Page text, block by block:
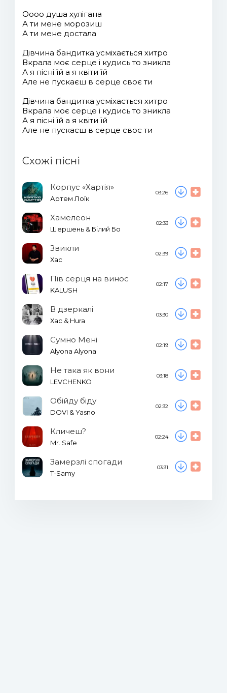
Оооо душа хулігана
А ти мене морозиш
А ти мене достала
Дівчина бандитка усміхається хитро
Вкрала моє серце і кудись то зникла
А я пісні їй а я квіти їй
Але не пускаєш в серце своє ти
Дівчина бандитка усміхається хитро
Вкрала моє серце і кудись то зникла
А я пісні їй а я квіти їй
Але не пускаєш в серце своє ти
Схожі пісні
Корпус «Хартія»
Артем Лоїк
03:26
Хамелеон
Шершень & Білий Бо
02:33
Звикли
Хас
02:39
Пів серця на винос
KALUSH
02:17
В дзеркалі
Хас & Hura
03:30
Сумно Мені
Alyona Alyona
02:19
Не така як вони
LEVCHENKO
03:18
Обійду біду
DOVI & Yasno
02:32
Кличеш?
Mr. Safe
02:24
Замерзлі спогади
T-Samy
03:31